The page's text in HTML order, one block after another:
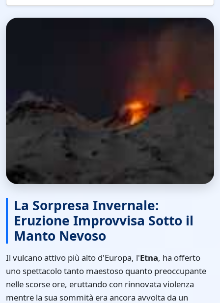
La Sorpresa Invernale:
Eruzione Improvvisa Sotto il
Manto Nevoso
Il vulcano attivo più alto d'Europa, l'Etna, ha offerto
uno spettacolo tanto maestoso quanto preoccupante
nelle scorse ore, eruttando con rinnovata violenza
mentre la sua sommità era ancora avvolta da un